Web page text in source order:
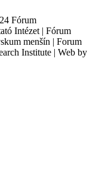
Fórum
Intézet | Fórum
menšín | Forum
Institute | Web by